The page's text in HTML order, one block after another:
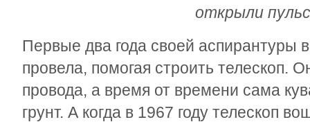
открыли
Первые два года своей аспирантуры
провела, помогая строить телескоп.
провода, а время от времени сама
грунт. А когда в 1967 году телескоп